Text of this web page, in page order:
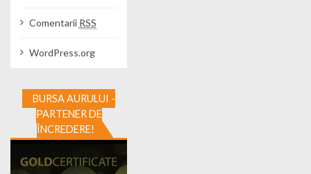
Comentarii RSS
WordPress.org
BURSA AURULUI -
PARTENER DE
ÎNCREDERE!